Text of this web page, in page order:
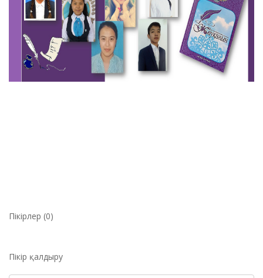
Пікірлер (0)
Пікір қалдыру